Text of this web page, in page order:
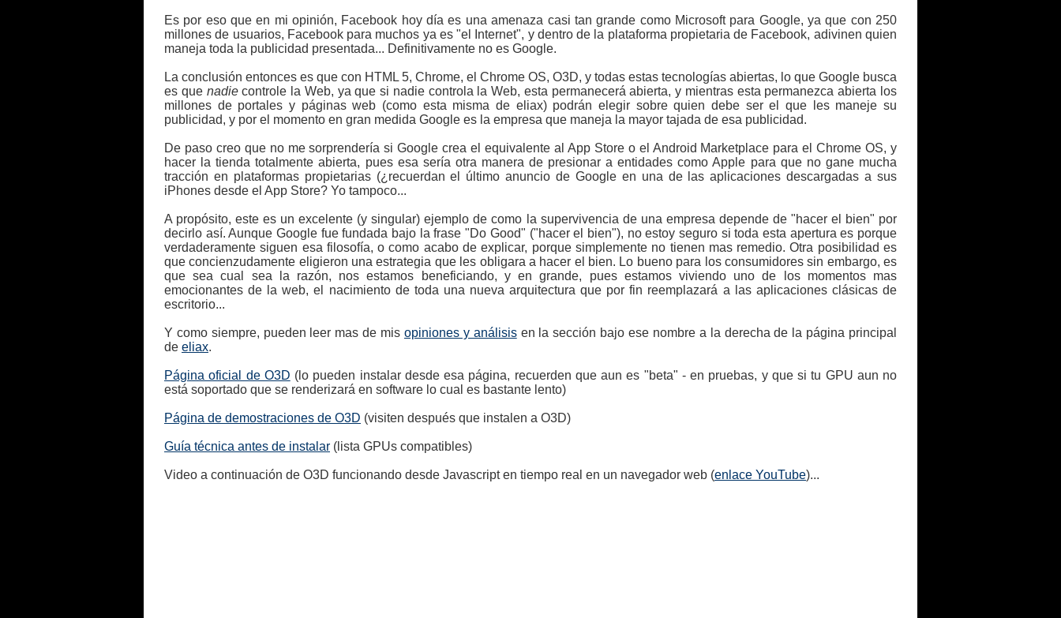
Es por eso que en mi opinión, Facebook hoy día es una amenaza casi tan grande como Microsoft para Google, ya que con 250
millones de usuarios, Facebook para muchos ya es "el Internet", y dentro de la plataforma propietaria de Facebook, adivinen quien
maneja toda la publicidad presentada... Definitivamente no es Google.
La conclusión entonces es que con HTML 5, Chrome, el Chrome OS, O3D, y todas estas tecnologías abiertas, lo que Google busca
es que nadiecontrole la Web, ya que si nadie controla la Web, esta permanecerá abierta, y mientras esta permanezca abierta los
millones de portales y páginas web (como esta misma de eliax) podrán elegir sobre quien debe ser el que les maneje su
publicidad, y por el momento en gran medida Google es la empresa que maneja la mayor tajada de esa publicidad.
De paso creo que no me sorprendería si Google crea el equivalente al App Store o el Android Marketplace para el Chrome OS, y
hacer la tienda totalmente abierta, pues esa sería otra manera de presionar a entidades como Apple para que no gane mucha
tracción en plataformas propietarias (¿recuerdan el último anuncio de Google en una de las aplicaciones descargadas a sus
iPhones desde el App Store? Yo tampoco...
A propósito, este es un excelente (y singular) ejemplo de como la supervivencia de una empresa depende de "hacer el bien" por
decirlo así. Aunque Google fue fundada bajo la frase "Do Good" ("hacer el bien"), no estoy seguro si toda esta apertura es porque
verdaderamente siguen esa filosofía, o como acabo de explicar, porque simplemente no tienen mas remedio. Otra posibilidad es
que concienzudamente eligieron una estrategia que les obligara a hacer el bien. Lo bueno para los consumidores sin embargo, es
que sea cual sea la razón, nos estamos beneficiando, y en grande, pues estamos viviendo uno de los momentos mas
emocionantes de la web, el nacimiento de toda una nueva arquitectura que por fin reemplazará a las aplicaciones clásicas de
escritorio...
Y como siempre, pueden leer mas de mis opiniones y análisisen la sección bajo ese nombre a la derecha de la página principal
de eliax.
Página oficial de O3D (lo pueden instalar desde esa página, recuerden que aun es "beta" - en pruebas, y que si tu GPU aun no
está soportado que se renderizará en software lo cual es bastante lento)
Página de demostraciones de O3D (visiten después que instalen a O3D)
Guía técnica antes de instalar (lista GPUs compatibles)
Video a continuación de O3D funcionando desde Javascript en tiempo real en un navegador web (enlace YouTube)...